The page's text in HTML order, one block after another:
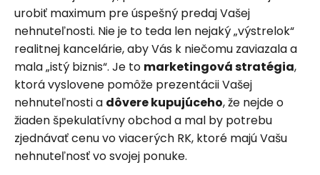
urobiť maximum pre úspešný predaj Vašej
nehnuteľnosti. Nie je to teda len nejaký „výstrelok“
realitnej kancelárie, aby Vás k niečomu zaviazala a
mala „istý biznis“. Je to marketingová stratégia,
ktorá vyslovene pomôže prezentácii Vašej
nehnuteľnosti a dôvere kupujúceho, že nejde o
žiaden špekulatívny obchod a mal by potrebu
zjednávať cenu vo viacerých RK, ktoré majú Vašu
nehnuteľnosť vo svojej ponuke.